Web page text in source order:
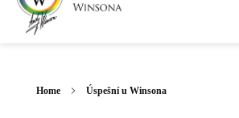
Home Úspešní u Winsona